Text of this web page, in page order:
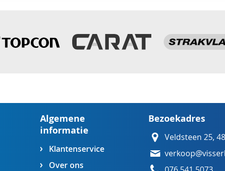
Algemene
informatie
Klantenservice
Over ons
Bezoekadres
Veldsteen 25,